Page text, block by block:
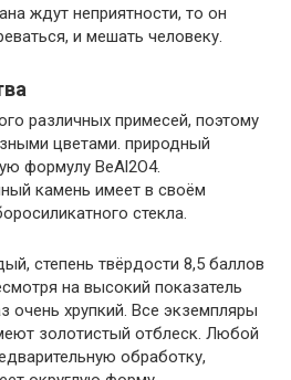
ждут неприятности, то он
и мешать человеку.
различных примесей, поэтому
цветами. природный
формулу BeAl2O4.
камень имеет в своём
стекла.
степень твёрдости 8,5 баллов
на высокий показатель
очень хрупкий. Все экземпляры
золотистый отблеск. Любой
обработку,